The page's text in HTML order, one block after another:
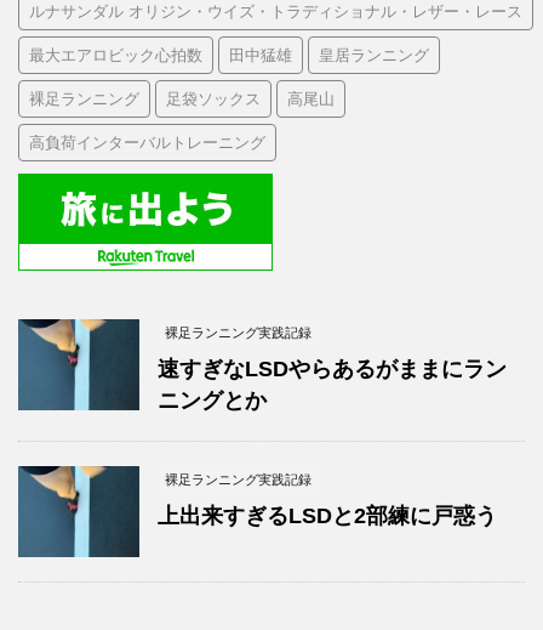
ルナサンダル オリジン・ウイズ・トラディショナル・レザー・レース
最大エアロビック心拍数 田中猛雄 皇居ランニング
裸足ランニング 足袋ソックス 高尾山
高負荷インターバルトレーニング
裸足ランニング実践記録
速すぎなLSDやらあるがままにラン
ニングとか
裸足ランニング実践記録
上出来すぎるLSDと2部練に戸惑う